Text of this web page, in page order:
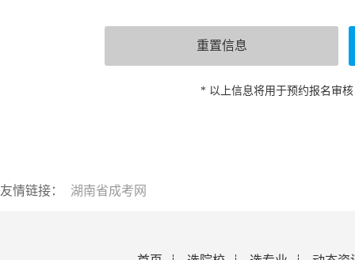
* 以上信息将用于预约报名审
友情链接： 湖南省成考网